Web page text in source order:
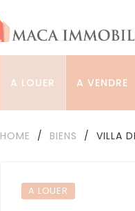
A LOUER A VENDRE
HOME / BIENS / VILLA
A LOUER